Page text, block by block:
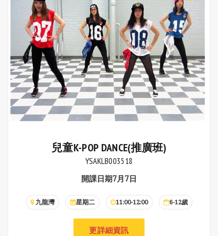
兒童K-POP DANCE(推廣班)
YSAKLB003518
開課日期7月7日
九龍灣 星期二 11:00-12:00 6-12歲
更詳細資訊